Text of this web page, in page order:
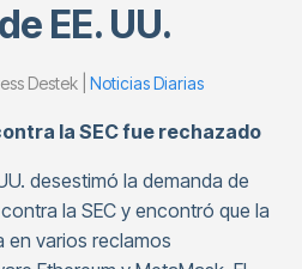
EE. UU.
Destek | Noticias Diarias
la SEC fue rechazado
desestimó la demanda de
la SEC y encontró que la
en varios reclamos